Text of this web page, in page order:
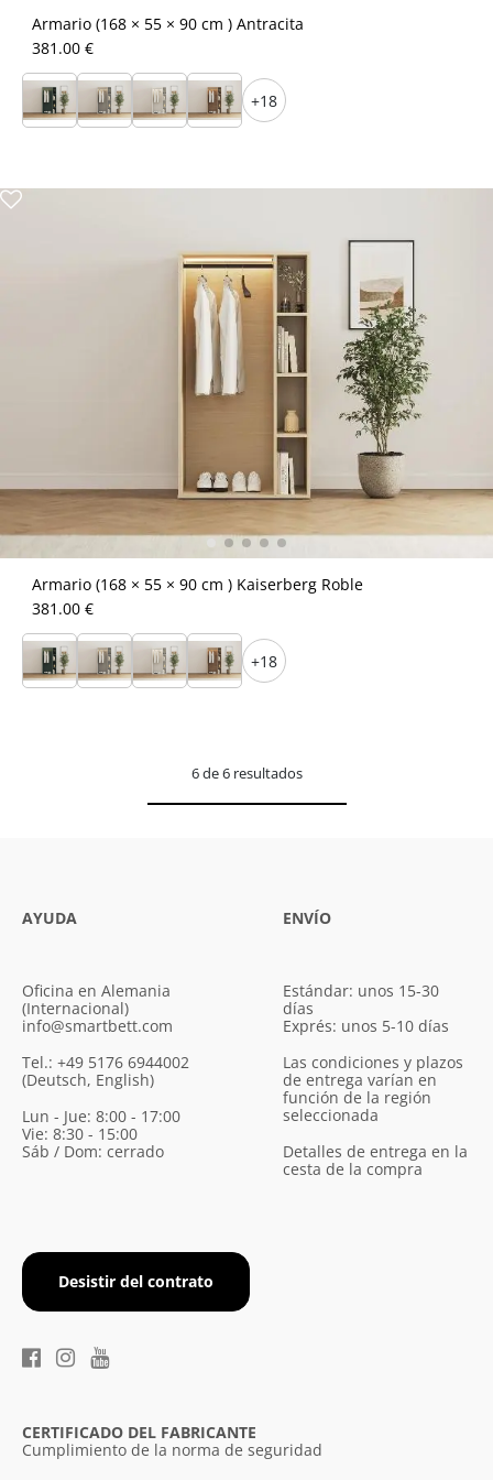
Armario (168 × 55 × 90 cm ) Antracita
381.00 €
+18
Armario (168 × 55 × 90 cm ) Kaiserberg Roble
381.00 €
+18
6 de 6 resultados
AYUDA
Oficina en Alemania
(Internacional)
info@smartbett.com
Tel.: +49 5176 6944002
(Deutsch, English)
Lun - Jue: 8:00 - 17:00
Vie: 8:30 - 15:00
Sáb / Dom: cerrado
Desistir del contrato
ENVÍO
Estándar: unos 15-30
días
Exprés: unos 5-10 días
Las condiciones y plazos
de entrega varían en
función de la región
seleccionada
Detalles de entrega en la
cesta de la compra
CERTIFICADO DEL FABRICANTE
Cumplimiento de la norma de seguridad